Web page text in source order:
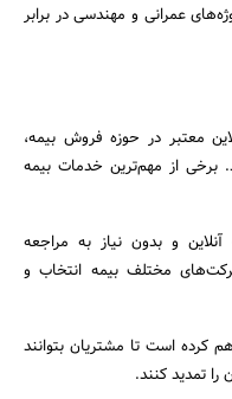
عمرانی و مهندسی در برابر
معتبر در حوزه فروش بیمه،
برخی از مهم‌ترین خدمات بیمه
و بدون نیاز به مراجعه
مختلف بیمه انتخاب و
کرده است تا مشتریان بتوانند
را تمدید کنند.